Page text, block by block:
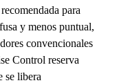
para
y menos puntual,
convencionales
Control reserva
se libera